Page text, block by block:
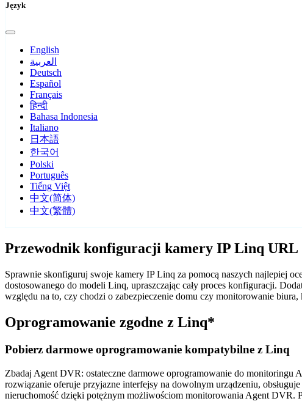
Język
English
العربية
Deutsch
Español
Français
हिन्दी
Bahasa Indonesia
Italiano
日本語
한국어
Polski
Português
Tiếng Việt
中文(简体)
中文(繁體)
Przewodnik konfiguracji kamery IP Linq URL
Sprawnie skonfiguruj swoje kamery IP Linq za pomocą naszych najlepiej
dostosowanego do modeli Linq, upraszczając cały proces konfiguracji.
względu na to, czy chodzi o zabezpieczenie domu czy monitorowanie
Oprogramowanie zgodne z Linq*
Pobierz darmowe oprogramowanie kompatybilne z Linq
Zbadaj Agent DVR: ostateczne darmowe oprogramowanie do
rozwiązanie oferuje przyjazne interfejsy na dowolnym urządzeniu,
nieruchomość dzięki potężnym możliwościom monitorowania Agent DVR.